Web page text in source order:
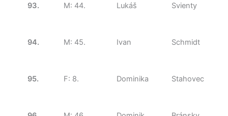
93. M: 44. Lukáš Svienty
94. M: 45. Ivan Schmidt
95. F: 8. Dominika Stahovec